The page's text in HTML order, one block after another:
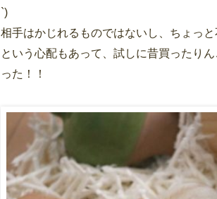
`)
相手はかじれるものではないし、ちょっ
という心配もあって、試しに昔買ったり
った！！